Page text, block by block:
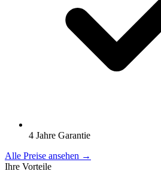
4 Jahre Garantie
Alle Preise ansehen →
Ihre Vorteile